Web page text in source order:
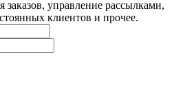
заказов, управление рассылками,
клиентов и прочее.